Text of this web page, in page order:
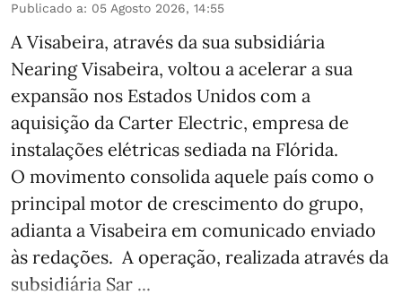
Publicado a: 05 Agosto 2026, 14:55
A Visabeira, através da sua subsidiária
Nearing Visabeira, voltou a acelerar a sua
expansão nos Estados Unidos com a
aquisição da Carter Electric, empresa de
instalações elétricas sediada na Flórida.
O movimento consolida aquele país como o
principal motor de crescimento do grupo,
adianta a Visabeira em comunicado enviado
às redações. A operação, realizada através da
subsidiária Sar ...